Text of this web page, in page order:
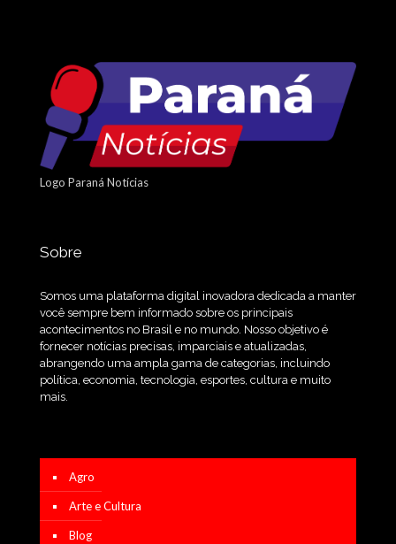
Logo Paraná Notícias
Sobre
Somos uma plataforma digital inovadora dedicada a manter
você sempre bem informado sobre os principais
acontecimentos no Brasil e no mundo. Nosso objetivo é
fornecer notícias precisas, imparciais e atualizadas,
abrangendo uma ampla gama de categorias, incluindo
política, economia, tecnologia, esportes, cultura e muito
mais.
Agro
Arte e Cultura
Blog